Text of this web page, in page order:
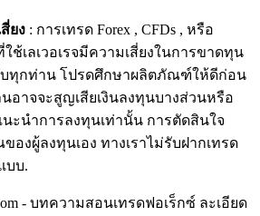
ยง : การเทรด Forex , CFDs , หรือ
ช้เลเวอเรจมีความเสี่ยงในการขาดทุน
บทุกท่าน โปรดศึกษาผลิตภัณฑ์ให้ดีก่อน
อาจจะสูญเสียเงินลงทุนบางส่วนหรือ
นะนำการลงทุนเท่านั้น การตัดสินใจ
งผู้ลงทุนเอง ทางเราไม่รับฝากเทรด
บบ.
- บทความสอนเทรดฟอเร็กซ์ ละเอียด